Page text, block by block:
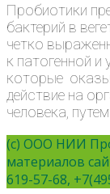
Пробиотики
бактерий в
четко
к патогенной
которые
действие на
человека,
(c) ООО НИИ
материалов
619-57-68,